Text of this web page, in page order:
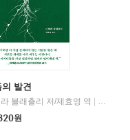
의 발견
블래츨리 저/제효영 역
디플롯
원